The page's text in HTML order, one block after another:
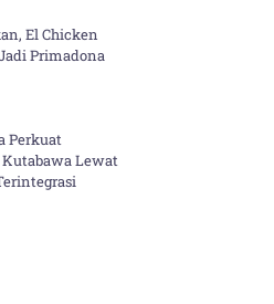
El Chicken
Primadona
Perkuat
Lewat